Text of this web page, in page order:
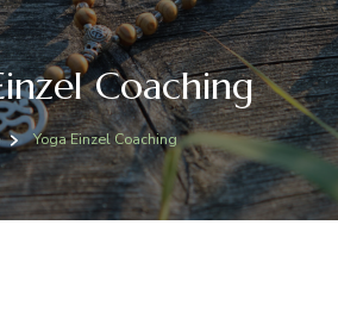
Coaching
Yoga Einzel Coaching